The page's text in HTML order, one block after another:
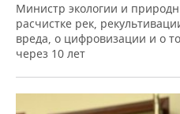
Министр экологии и
расчистке рек,
вреда, о цифровизации и о
через 10 лет